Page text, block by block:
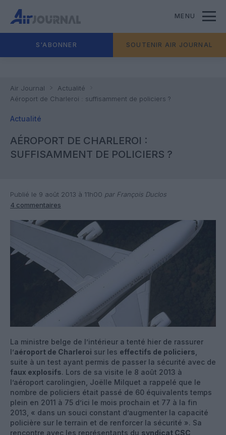
MENU
S'ABONNER SOUTENIR AIR JOURNAL
Air Journal
Actualité
Aéroport de Charleroi : suffisamment de policiers ?
Actualité
AÉROPORT DE CHARLEROI :
SUFFISAMMENT DE POLICIERS ?
Publié le 9 août 2013 à 11h00 par François Duclos
4 commentaires
La ministre belge de l’intérieur a tenté hier de rassurer
l’aéroport de Charleroi sur les effectifs de policiers
suite à un test ayant permis de passer la sécurité avec de
faux explosifs. Lors de sa visite le 8 août 2013 à
l’aéroport carolingien, Joëlle Milquet a rappelé que le
nombre de policiers était passé de 60 équivalents temps
plein en 2011 à 75 d’ici le mois prochain et 77 à la fin
2013, « dans un souci constant d’augmenter la capacité
policière sur le terrain et de renforcer la sécurité ». Sa
rencontre avec les représentants du syndicat CSC